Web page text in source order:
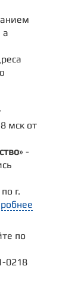
а
мск от
» -
г.
по
0218